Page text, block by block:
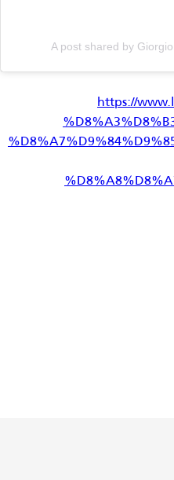
A post shared by
https://